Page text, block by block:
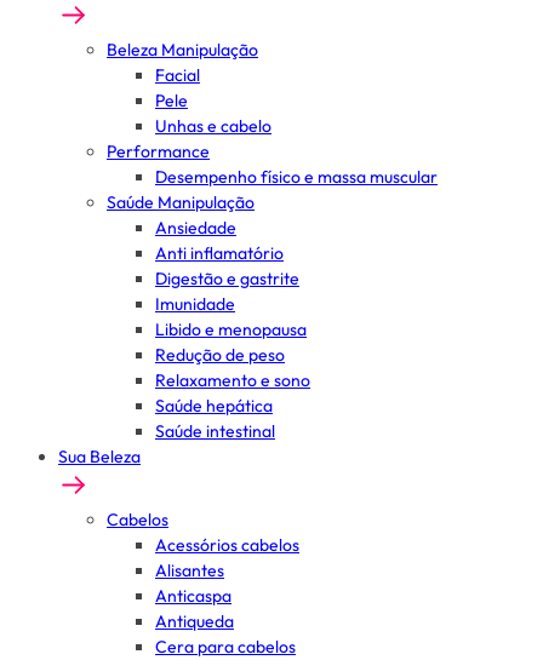
Beleza Manipulação
Facial
Pele
Unhas e cabelo
Performance
Desempenho físico e massa muscular
Saúde Manipulação
Ansiedade
Anti inflamatório
Digestão e gastrite
Imunidade
Libido e menopausa
Redução de peso
Relaxamento e sono
Saúde hepática
Saúde intestinal
Sua Beleza
Cabelos
Acessórios cabelos
Alisantes
Anticaspa
Antiqueda
Cera para cabelos